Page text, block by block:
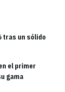
tras un sólido
el primer
gama